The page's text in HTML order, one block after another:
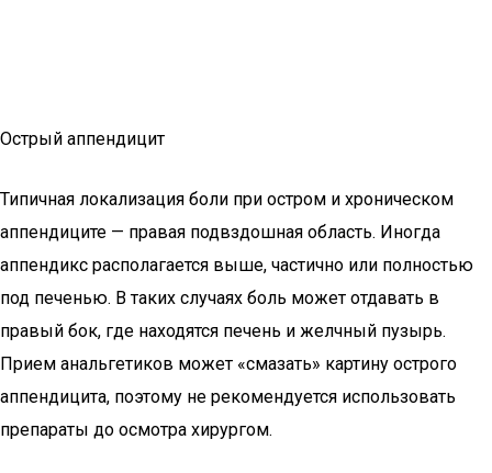
Острый аппендицит
Типичная локализация боли при остром и хроническом
аппендиците — правая подвздошная область. Иногда
аппендикс располагается выше, частично или полностью
под печенью. В таких случаях боль может отдавать в
правый бок, где находятся печень и желчный пузырь.
Прием анальгетиков может «смазать» картину острого
аппендицита, поэтому не рекомендуется использовать
препараты до осмотра хирургом.